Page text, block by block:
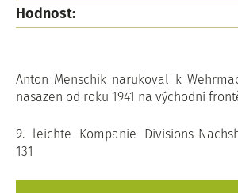
Hodnost:
Anton Menschik narukoval k
nasazen od roku 1941 na východní
9. leichte Kompanie Divisions-
131